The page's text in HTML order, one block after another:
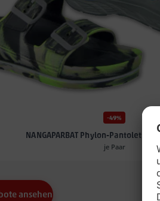
-49%
NANGAPARBAT Phylon-Pantoletten
je Paar
ansehen